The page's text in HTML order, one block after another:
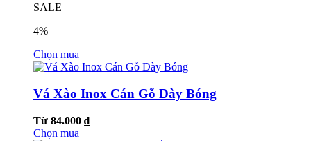
SALE
4%
Chọn mua
Vá Xào Inox Cán Gỗ Dày Bóng
Từ 84.000 ₫
Chọn mua